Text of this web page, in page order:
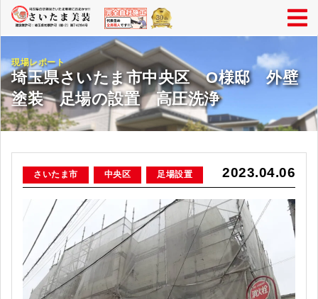
現場レポート
埼玉県さいたま市中央区 O様邸 外壁
塗装 足場の設置 高圧洗浄
2023.04.06
さいたま市 中央区 足場設置